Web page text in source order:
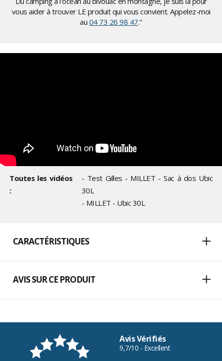
vous aider à trouver LE produit qui vous convient. Appelez-moi
au 04 73 26 98 47."
Toutes les vidéos
:
- Test Gilles - MILLET - Sac à dos Ubic
30L
- MILLET - Ubic 30L
CARACTÉRISTIQUES
AVIS SUR CE PRODUIT
Avis Vérifiés
9,7/10 - Excellent